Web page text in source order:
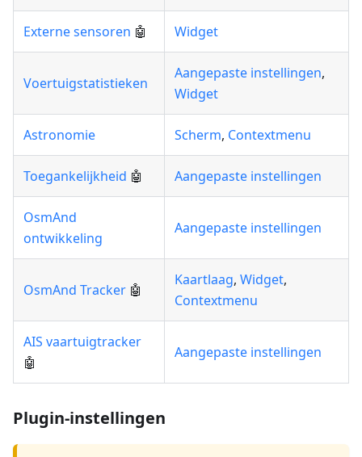
Externe sensoren 🤖 Widget
Voertuigstatistieken
Aangepaste instellingen,
Widget
Astronomie Scherm, Contextmenu
Toegankelijkheid 🤖 Aangepaste instellingen
OsmAnd
ontwikkeling
Aangepaste instellingen
OsmAnd Tracker 🤖
Kaartlaag, Widget,
Contextmenu
AIS vaartuigtracker
🤖
Aangepaste instellingen
Plugin-instellingen